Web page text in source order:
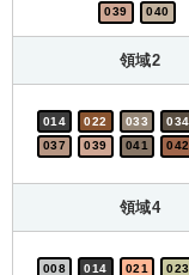
039 040
領域2
014 022 033 034
037
039 041 042
領域4
008 014 021 023